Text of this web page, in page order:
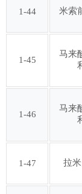
1-44 米索
1-45
马来
1-46
马来
1-47 拉